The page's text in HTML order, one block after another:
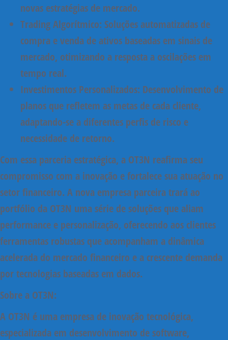
novas estratégias de mercado.
Trading Algorítmico: Soluções automatizadas de
compra e venda de ativos baseadas em sinais de
mercado, otimizando a resposta a oscilações em
tempo real.
Investimentos Personalizados: Desenvolvimento de
planos que refletem as metas de cada cliente,
adaptando-se a diferentes perfis de risco e
necessidade de retorno.
Com essa parceria estratégica, a OT3N reafirma seu
compromisso com a inovação e fortalece sua atuação no
setor financeiro. A nova empresa parceira trará ao
portfólio da OT3N uma série de soluções que aliam
performance e personalização, oferecendo aos clientes
ferramentas robustas que acompanham a dinâmica
acelerada do mercado financeiro e a crescente demanda
por tecnologias baseadas em dados.
Sobre a OT3N:
A OT3N é uma empresa de inovação tecnológica,
especializada em desenvolvimento de software,